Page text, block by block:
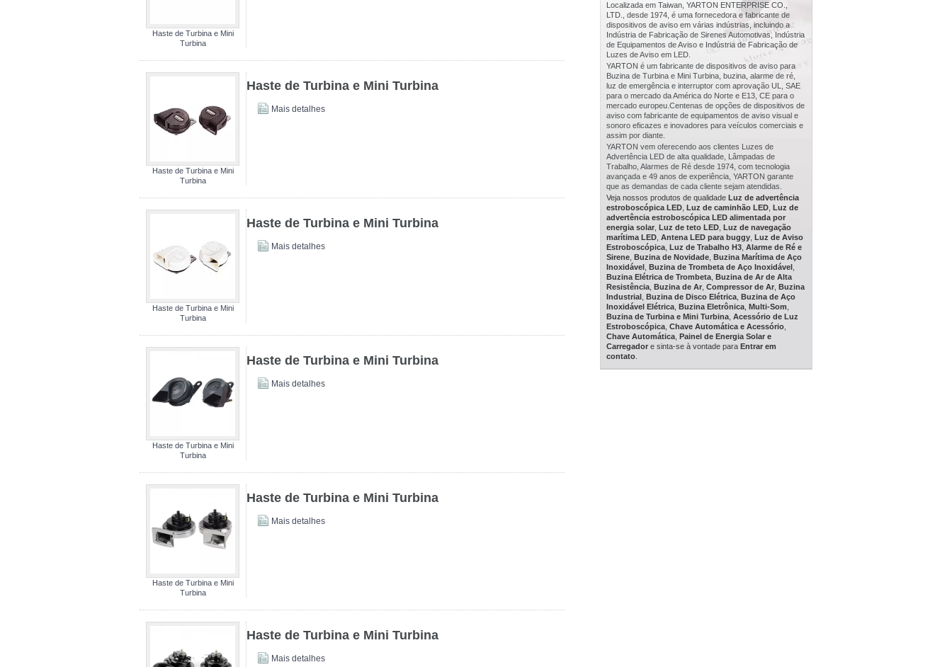
Haste de Turbina e Mini
Turbina
Haste de Turbina e Mini
Turbina
Haste de Turbina e Mini Turbina
Mais detalhes
Haste de Turbina e Mini
Turbina
Haste de Turbina e Mini Turbina
Mais detalhes
Haste de Turbina e Mini
Turbina
Haste de Turbina e Mini Turbina
Mais detalhes
Haste de Turbina e Mini
Turbina
Haste de Turbina e Mini Turbina
Mais detalhes
Haste de Turbina e Mini Turbina
Mais detalhes
Localizada em Taiwan, YARTON ENTERPRISE CO.,
LTD., desde 1974, é uma fornecedora e fabricante de
dispositivos de aviso em várias indústrias, incluindo a
Indústria de Fabricação de Sirenes Automotivas, Indústria
de Equipamentos de Aviso e Indústria de Fabricação de
Luzes de Aviso em LED.
YARTON é um fabricante de dispositivos de aviso para
Buzina de Turbina e Mini Turbina, buzina, alarme de ré,
luz de emergência e interruptor com aprovação UL, SAE
para o mercado da América do Norte e E13, CE para o
mercado europeu.Centenas de opções de dispositivos de
aviso com fabricante de equipamentos de aviso visual e
sonoro eficazes e inovadores para veículos comerciais e
assim por diante.
YARTON vem oferecendo aos clientes Luzes de
Advertência LED de alta qualidade, Lâmpadas de
Trabalho, Alarmes de Ré desde 1974, com tecnologia
avançada e 49 anos de experiência, YARTON garante
que as demandas de cada cliente sejam atendidas.
Veja nossos produtos de qualidade Luz de advertência
estroboscópica LED, Luz de caminhão LED, Luz de
advertência estroboscópica LED alimentada por
energia solar, Luz de teto LED, Luz de navegação
marítima LED, Antena LED para buggy, Luz de Aviso
Estroboscópica, Luz de Trabalho H3, Alarme de Ré e
Sirene, Buzina de Novidade, Buzina Marítima de Aço
Inoxidável , Buzina de Trombeta de Aço Inoxidável ,
Buzina Elétrica de Trombeta, Buzina de Ar de Alta
Resistência, Buzina de Ar, Compressor de Ar, Buzina
Industrial , Buzina de Disco Elétrica, Buzina de Aço
Inoxidável Elétrica, Buzina Eletrônica, Multi-Som,
Buzina de Turbina e Mini Turbina, Acessório de Luz
Estroboscópica, Chave Automática e Acessório,
Chave Automática, Painel de Energia Solar e
Carregador e sinta-se à vontade para Entrar em
contato.